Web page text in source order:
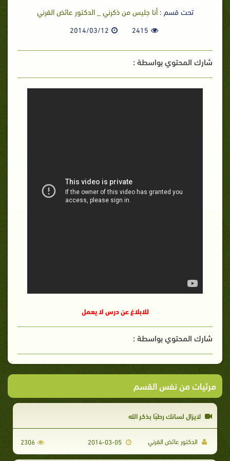
تحت قسم :أنا جليس من ذكرني _ الدكتور عائض القرني
2415
2014/03/12
شارك المحتوي بواسطة :
للابلاغ عن درس لا يعمل
شارك المحتوي بواسطة :
مرئيات من نفس القسم
لايزال لسانك رطبًا بذكر الله
الدكتور عائض القرني 2306